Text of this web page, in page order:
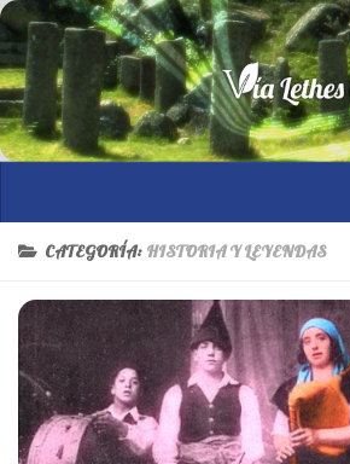
Saltar al contenido
CATEGORÍA: HISTORIA Y LEYENDAS